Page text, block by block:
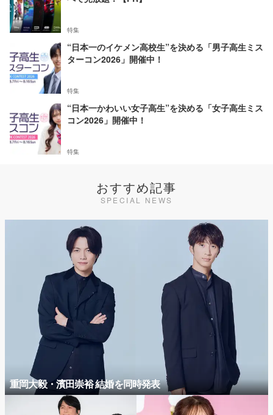
特集
“日本一のイケメン高校生”を決める「男子高生ミス
ターコン2026」開催中！
特集
“日本一かわいい女子高生”を決める「女子高生ミス
コン2026」開催中！
特集
おすすめ記事
SPECIAL NEWS
重岡大毅・濱田崇裕 結婚を同時発表